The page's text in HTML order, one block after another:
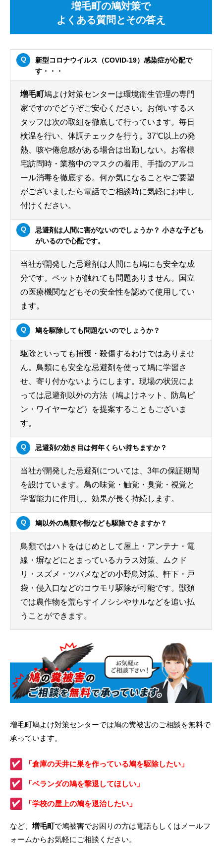
増毛町の鳩対策で
よくある質問とその答え
新型コロナウイルス（COVID-19）感染症が心配で
す・・・
増毛町鳩よけ対策センターは環境衛生管理の専門
家ですのでどうぞご安心ください。お伺いするス
タッフは次の取組を徹底して行っています。毎日
検温を行い、体調チェックを行う。37℃以上の発
熱、咳や倦怠感がある場合は出勤しない。お客様
宅訪問時・業務中のマスクの着用、手指のアルコ
ール消毒を徹底する。何か気になることやご要望
がございましたら電話でご相談時に気軽にお申し
付けください。
忌避剤は人間に害がないのでしょうか？ 小さな子ども
がいるので心配です。
当社が開発した忌避剤は人間にも鳩にも安全な成
分です。ペットが触れても問題ありません。国立
の医療機関などもその安全性を認めて使用してい
ます。
鳩を駆除しても問題ないのでしょうか？
駆除といっても捕獲・殺傷するわけではありませ
ん。鳥類にも安全な忌避剤を使って鳩に学習さ
せ、寄り付かないようにします。現場の状況によ
っては忌避剤以外の方法（鳩よけネット、防鳥ピ
ン・ワイヤーなど）を提案することもございま
す。
忌避剤の効き目は何年くらい持ちますか？
当社が開発した忌避剤については、3年の保証期間
を設けています。鳥の味覚・触覚・臭覚・視覚と
学習能力に作用し、効果が長く持続します。
鳩以外の鳥類や獣なども駆除できますか？
鳥類ではハトをはじめとして屋上・アンテナ・電
線・塀などにとまっているカラス対策、ムクド
リ・スズメ・ツバメなどの小野鳥対策、軒下・戸
袋・侵入口などのコウモリ駆除が可能です。獣類
では農作物を荒らすイノシシやサルなどを追い払
うことができます。
増毛町鳩よけ対策センターでは鳩の糞被害のご相談を無料で
承っています。
「倉庫の天井に巣を作っている鳩を駆除したい」
「ベランダの鳩を撃退してほしい」
「学校の屋上の鳩を退治したい」
など、 増毛町で鳩被害でお困りの方は電話もしくはメールフ
ォームからお気軽にご相談ください。